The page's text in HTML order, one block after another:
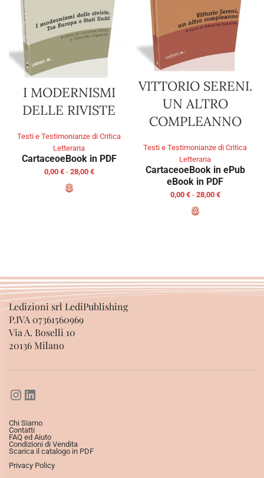
I MODERNISMI
DELLE RIVISTE
Testi e Testimonianze di Critica
Letteraria
CartaceoeBook in PDF
0,00 € - 28,00 €
VITTORIO SERENI.
UN ALTRO
COMPLEANNO
Testi e Testimonianze di Critica
Letteraria
CartaceoeBook in ePub
eBook in PDF
0,00 € - 28,00 €
Ledizioni srl LediPublishing
P.IVA 07361560969
Via A. Boselli 10
20136 Milano
Chi Siamo
Contatti
FAQ ed Aiuto
Condizioni di Vendita
Scarica il catalogo in PDF
Privacy Policy